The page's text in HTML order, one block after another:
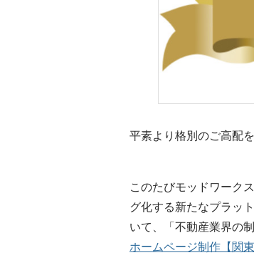
平素より格別のご高配
このたびモッドワーク
グ化する新たなプラッ
いて、「不動産業界の
ホームページ制作【関